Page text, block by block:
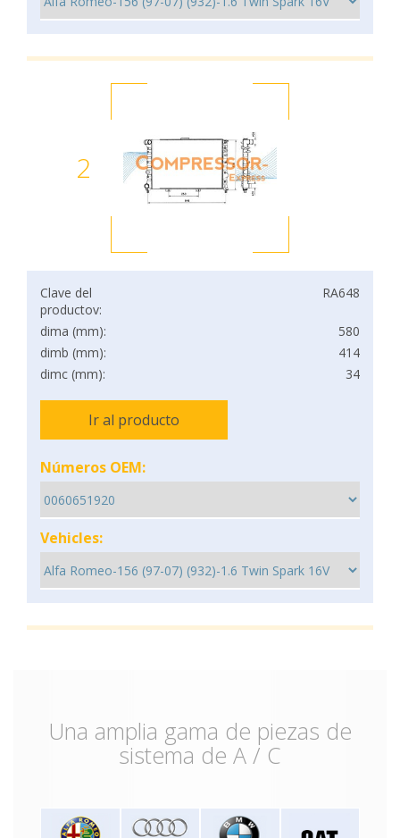
2
Clave del
productov:
RA648
dima (mm):
580
dimb (mm):
414
dimc (mm):
34
Ir al producto
Números OEM:
Vehicles:
Una amplia gama de piezas de
sistema de A / C